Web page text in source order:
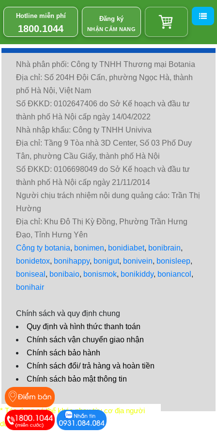
Hotline miễn phí
1800.1044
Đăng ký
NHẬN CẨM NANG
Nhà phân phối: Công ty TNHH Thương mại Botania
Địa chỉ: Số 204H Đội Cấn, phường Ngọc Hà, thành
phố Hà Nội, Việt Nam
Số ĐKKD: 0102647406 do Sở Kế hoạch và đầu tư
thành phố Hà Nội cấp ngày 14/04/2022
Nhà nhập khẩu: Công ty TNHH Univiva
Địa chỉ: Tầng 9 Tòa nhà 3D Center, Số 03 Phố Duy
Tân, phường Cầu Giấy, thành phố Hà Nội
Số ĐKKD: 0106698049 do Sở Kế hoạch và đầu tư
thành phố Hà Nội cấp ngày 21/11/2014
Người chịu trách nhiệm nội dung quảng cáo: Trần Thị
Hường
Địa chỉ: Khu Đô Thị Kỳ Đồng, Phường Trần Hưng
Đạo, Tỉnh Hưng Yên
Công ty botania, bonimen, bonidiabet, bonibrain,
bonidetox, bonihappy, bonigut, bonivein, bonisleep,
boniseal , bonibaio, bonismok, bonikiddy, boniancol ,
bonihair
Chính sách và quy định chung
Quy định và hình thức thanh toán
Chính sách vận chuyển giao nhận
Chính sách bảo hành
Chính sách đổi/ trả hàng và hoàn tiền
Chính sách bảo mật thông tin
Video
* Tác dụng có thể khác nhau tùy cơ địa người
dùng